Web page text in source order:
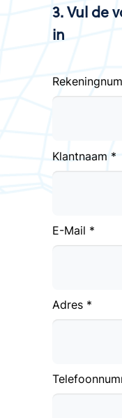
3. Vul de
in
Klantnaam *
E-Mail *
Adres *